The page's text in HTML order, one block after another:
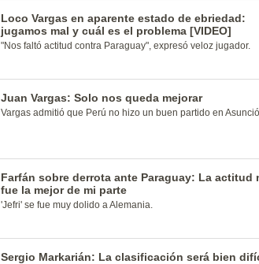
Loco Vargas en aparente estado de ebriedad:
jugamos mal y cuál es el problema [VIDEO]
"Nos faltó actitud contra Paraguay", expresó veloz jugador.
Juan Vargas: Solo nos queda mejorar
Vargas admitió que Perú no hizo un buen partido en
Farfán sobre derrota ante Paraguay: La actitud
fue la mejor de mi parte
'Jefri' se fue muy dolido a Alemania.
Sergio Markarián: La clasificación será bien